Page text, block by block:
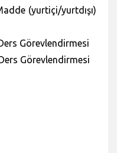
(yurtiçi/yurtdışı)
Görevlendirmesi
Görevlendirmesi